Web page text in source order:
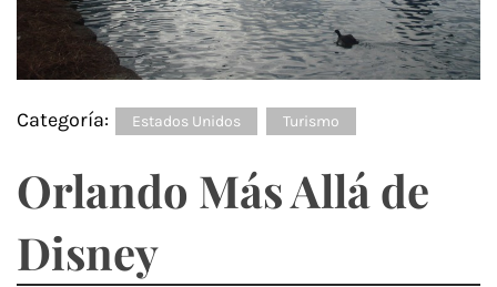
Categoría: Estados Unidos Turismo
Orlando Más Allá de
Disney